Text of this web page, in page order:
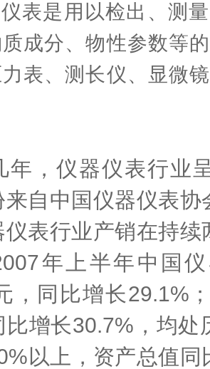
表是用以检出、测
成分、物性参数等
表、测长仪、显微
仪器仪表行业呈
来自中国仪器仪表
仪表行业产销在持
年上半年中国
，同比增长29.1%
比增长30.7% ，均
以上，资产总值同